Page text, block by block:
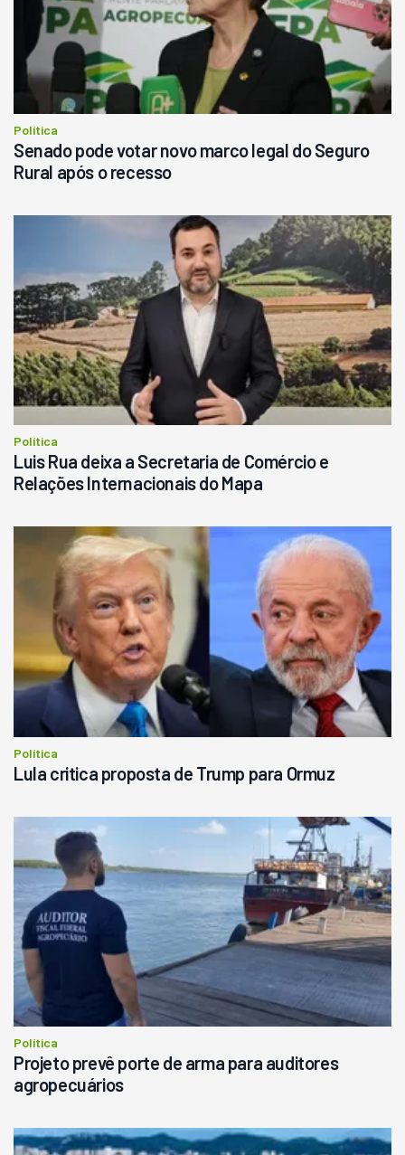
R$ 145.000
Consultar
Política
Senado pode votar novo marco legal do Seguro
Rural após o recesso
Política
Luis Rua deixa a Secretaria de Comércio e
Relações Internacionais do Mapa
Política
Lula critica proposta de Trump para Ormuz
Política
Projeto prevê porte de arma para auditores
agropecuários